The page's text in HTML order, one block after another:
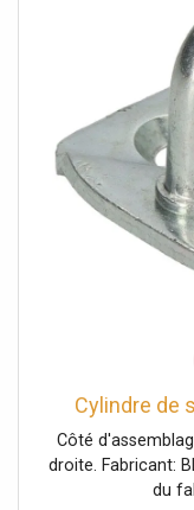
Cylindre de
Côté
droite. Fabricant:
du